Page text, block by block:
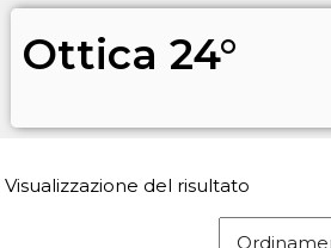
Ottica 24°
Visualizzazione del risultato